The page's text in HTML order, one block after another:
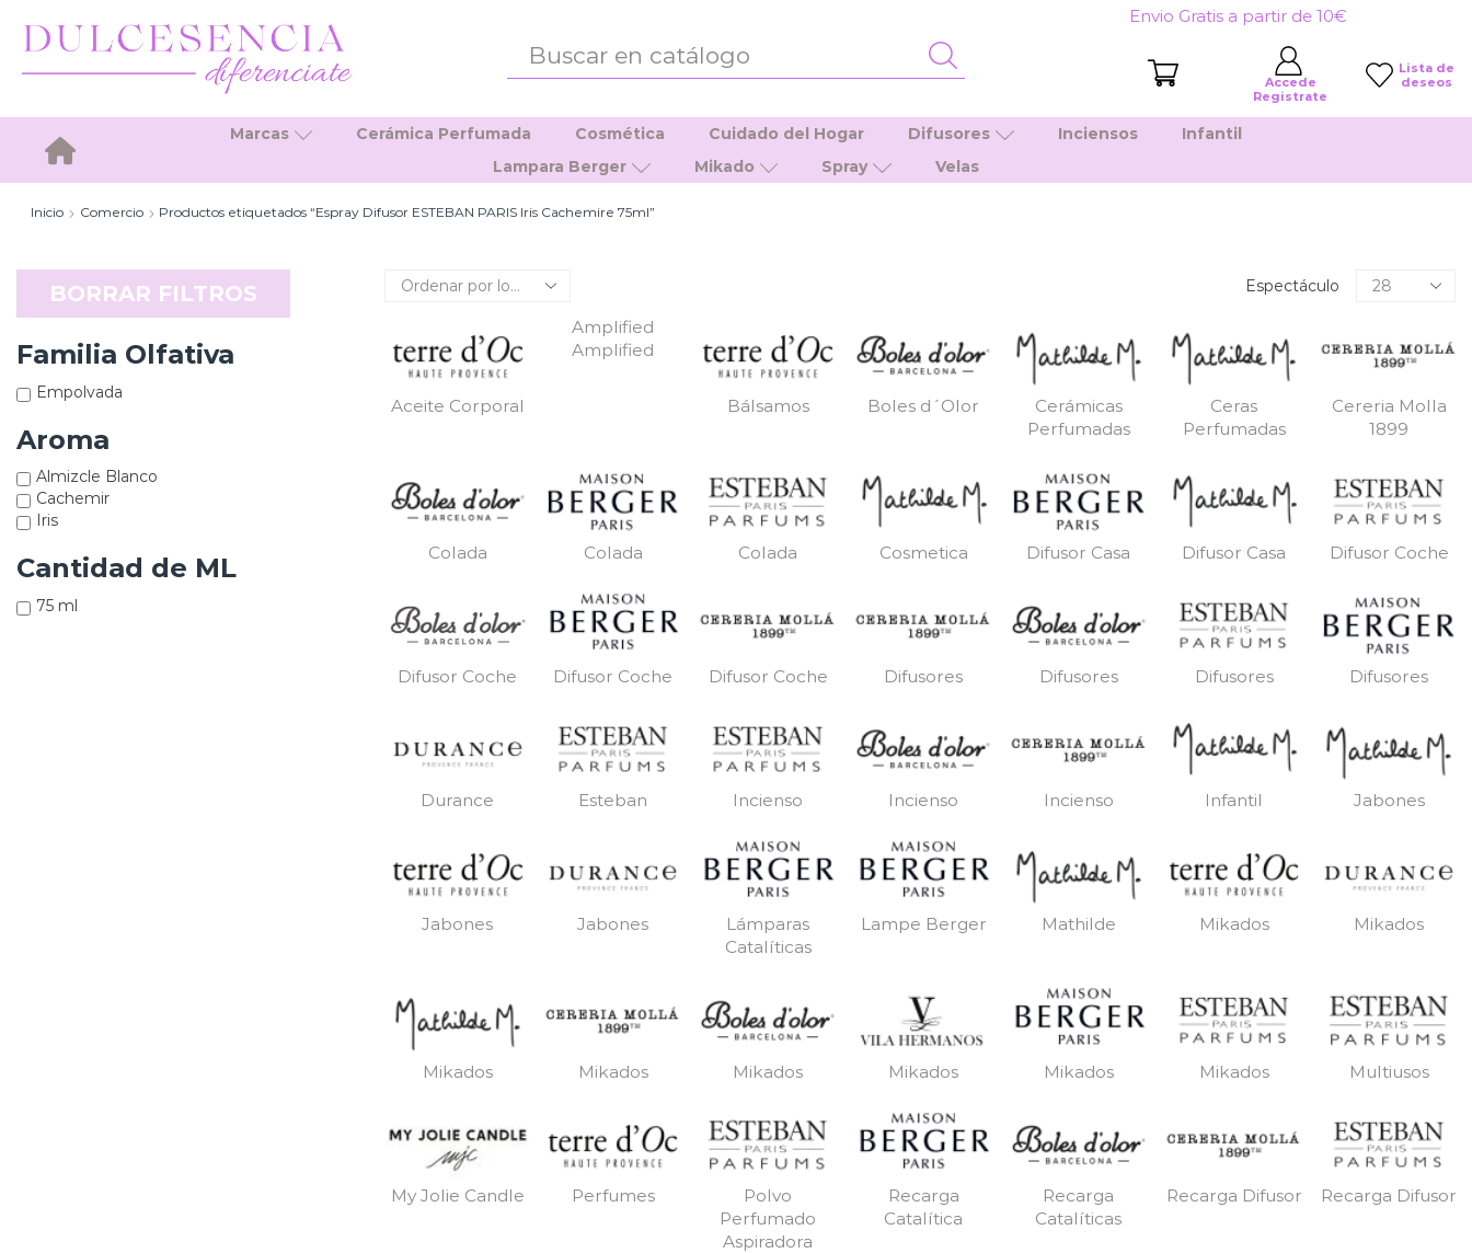
Envio Gratis a partir de 10€
ENTRADA
Accede
Registrate
Lista de
deseos
Inicio
Marcas Cerámica Perfumada Cosmética Cuidado del Hogar Difusores Inciensos
Infantil
Lampara Berger
Mikado Spray Velas
Inicio Comercio Productos etiquetados “Espray Difusor ESTEBAN PARIS Iris Cachemire 75ml”
Espectáculo
Productos
Aceite Corporal
Amplified
Amplified
Bálsamos Boles d´Olor
Cerámicas
Perfumadas
Ceras
Perfumadas
Cereria Molla
1899
Colada Colada Colada Cosmetica Difusor Casa Difusor Casa Difusor Coche
Difusor Coche Difusor Coche Difusor Coche Difusores Difusores Difusores Difusores
Durance Esteban Incienso Incienso Incienso Infantil Jabones
Jabones Jabones
Lámparas
Catalíticas
Lampe Berger Mathilde Mikados Mikados
Mikados Mikados Mikados Mikados Mikados Mikados Multiusos
My Jolie Candle Perfumes
Polvo
Perfumado
Aspiradora
Recarga
Catalítica
Recarga
Catalíticas
Recarga Difusor Recarga Difusor
BORRAR FILTROS
Familia Olfativa
Empolvada
Aroma
Almizcle Blanco
Cachemir
Iris
Cantidad de ML
75 ml